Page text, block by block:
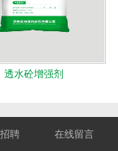
透水砼增强剂
聘 在线留言